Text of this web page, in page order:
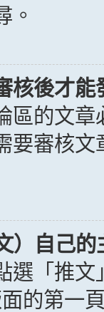
。
核後才能
區的文
要審核
）自己的
選「推
的第一